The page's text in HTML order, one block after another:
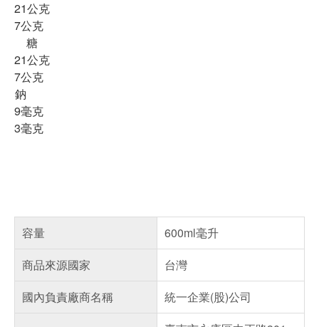
21公克
7公克
糖
21公克
7公克
鈉
9毫克
3毫克
容量
600ml毫升
商品來源國家
台灣
國內負責廠商名稱
統一企業(股)公司